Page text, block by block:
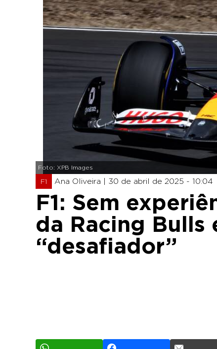
Foto: XPB Images
F1 Ana Oliveira | 30 de abril de 2025 - 10:04
F1: Sem
da Racing Bulls
“desafiador”